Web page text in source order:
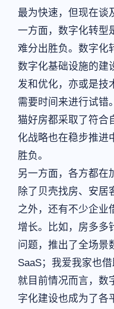
最为快速，但现在谈
一方面，数字化转型
难分出胜负。数字化
数字化基础设施的建
发和优化，亦或是技
需要时间来进行试错
猫好房都采取了符合
化战略也在稳步推进
胜负。
另一方面，各方都在
除了贝壳找房、安居
之外，还有不少企业
增长。比如，房多多
问题，推出了全场
SaaS；我爱我家也
就目前情况而言，数
字化建设也成为了各